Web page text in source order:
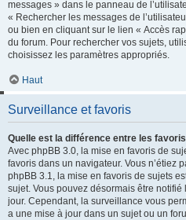
messages » dans le panneau de
« Rechercher les messages de
ou bien en cliquant sur le lien « Accès
du forum. Pour rechercher vos sujets,
choisissez les paramètres appropriés.
Haut
Surveillance et favoris
Quelle est la différence entre les
Avec phpBB 3.0, la mise en favoris de
favoris dans un navigateur. Vous n’étiez
phpBB 3.1, la mise en favoris de sujets
sujet. Vous pouvez désormais être notifié
jour. Cependant, la surveillance vous
a une mise à jour dans un sujet ou un